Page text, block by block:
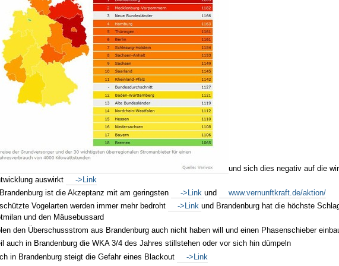
und sich dies negativ auf die
auswirkt
->Link
ist die Akzeptanz mit am geringsten
->Linkund
www.vernunftkraft.de/aktion/
Vogelarten werden immer mehr bedroht
->Linkund Brandenburg hat die höchste
und den Mäusebussard
den Überschussstrom aus Brandenburg auch nicht haben will und einen Phasenschieber
auch in Brandenburg dieWKA3/4 des Jahres stillstehen oder vor sich hin dümpeln
in Brandenburg steigt die Gefahr eines Blackout
->Link